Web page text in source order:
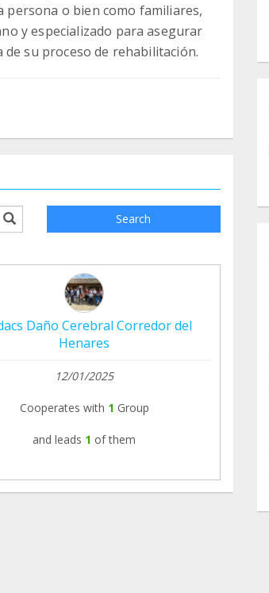
persona o bien como familiares,
y especializado para asegurar
de su proceso de rehabilitación.
Search
Daño Cerebral Corredor del
Henares
12/01/2025
Cooperates with 1 Group
and leads 1 of them